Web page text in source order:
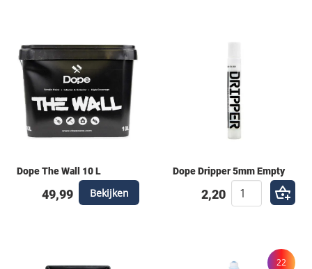
Dope The Wall 10 L
49,99 Bekijken
Dope Dripper 5mm Empty
2,20
22